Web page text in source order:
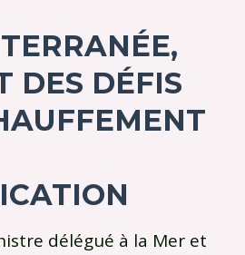
DES DÉFIS
délégué à la Mer et